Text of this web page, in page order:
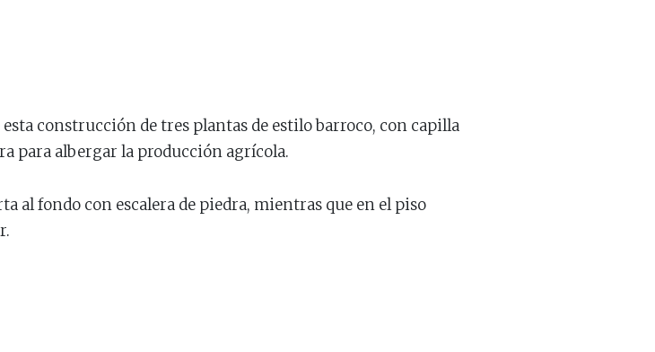
esta construcción de tres plantas de estilo barroco, con capilla
para albergar la producción agrícola.
al fondo con escalera de piedra, mientras que en el piso